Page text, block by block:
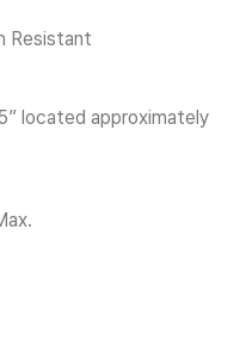
Resistant
located approximately